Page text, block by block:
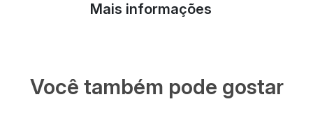
Mais informações
Você também pode gostar